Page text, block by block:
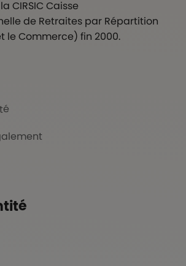
CIRSIC Caisse
de Retraites par Répartition
le Commerce) fin 2000.